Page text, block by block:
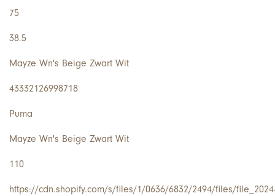
75
38.5
Mayze Wn's Beige Zwart Wit
43332126998718
Puma
Mayze Wn's Beige Zwart Wit
110
https://cdn.shopify.com/s/files/1/0636/6832/2494/files/file_2024-